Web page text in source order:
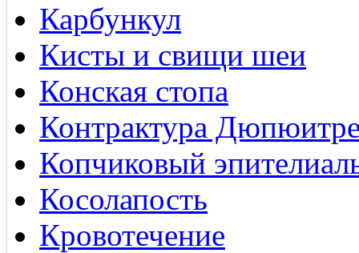
Карбункул
Кисты и свищи шеи
Конская стопа
Контрактура
Копчиковый
Косолапость
Кровотечение